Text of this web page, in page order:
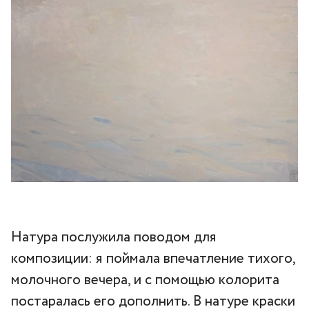
Натура послужила поводом для
композиции: я поймала впечатление тихого,
молочного вечера, и с помощью колорита
постаралась его дополнить. В натуре краски